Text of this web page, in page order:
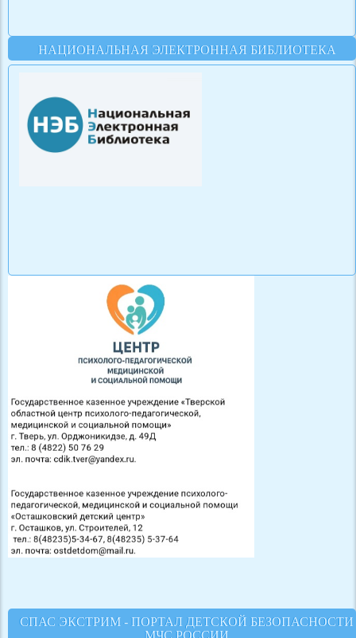
НАЦИОНАЛЬНАЯ ЭЛЕКТРОННАЯ БИБЛИОТЕКА
СПАС ЭКСТРИМ - ПОРТАЛ ДЕТСКОЙ БЕЗОПАСНОСТИ